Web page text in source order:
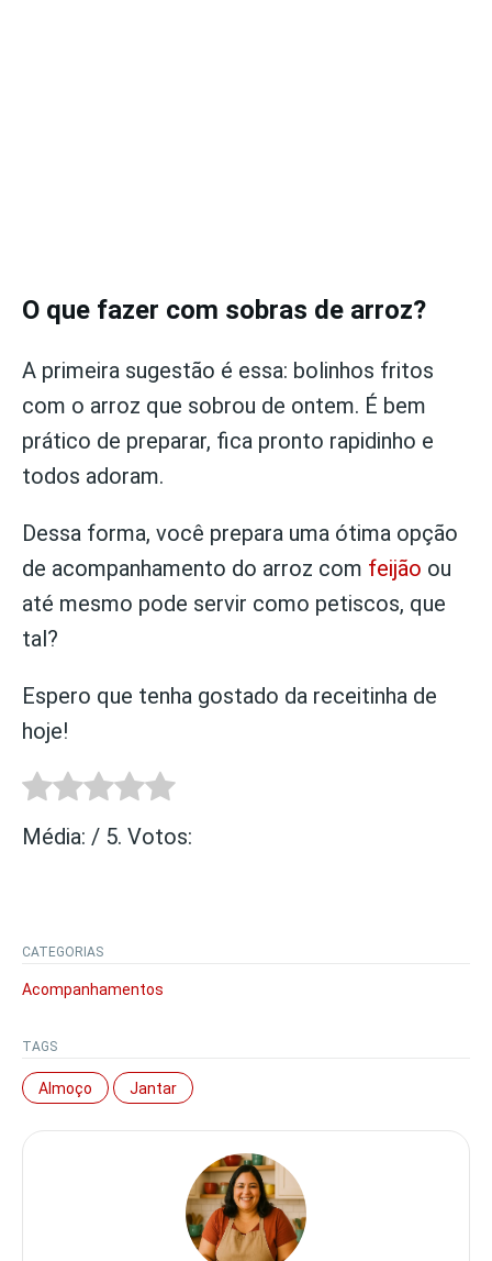
O que fazer com sobras de arroz?
A primeira sugestão é essa: bolinhos fritos
com o arroz que sobrou de ontem. É bem
prático de preparar, fica pronto rapidinho e
todos adoram.
Dessa forma, você prepara uma ótima opção
de acompanhamento do arroz com feijão ou
até mesmo pode servir como petiscos, que
tal?
Espero que tenha gostado da receitinha de
hoje!
Média: / 5. Votos:
CATEGORIAS
Acompanhamentos
TAGS
Almoço Jantar